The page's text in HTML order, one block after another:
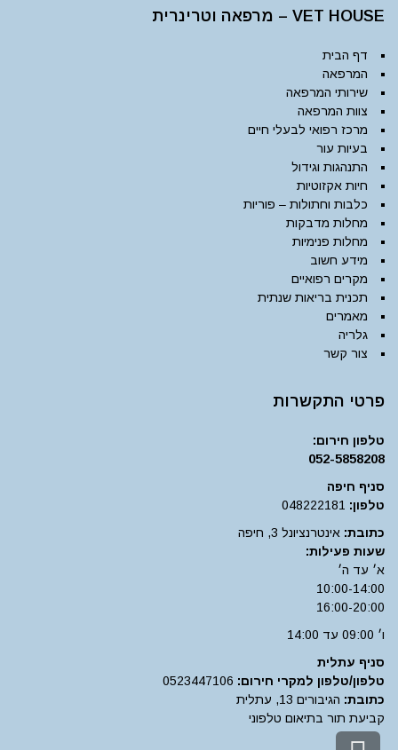
VET HOUSE – מרפאה וטרינרית
דף הבית
המרפאה
שירותי המרפאה
צוות המרפאה
מרכז רפואי לבעלי חיים
בעיות עור
התנהגות וגידול
חיות אקזוטיות
כלבות וחתולות – פוריות
מחלות מדבקות
מחלות פנימיות
מידע חשוב
מקרים רפואיים
תכנית בריאות שנתית
מאמרים
גלריה
צור קשר
פרטי התקשרות
טלפון חירום:
052-5858208
סניף חיפה
טלפון: 048222181
כתובת: אינטרנציונל 3, חיפה
שעות פעילות:
א׳ עד ה׳
10:00-14:00
16:00-20:00
ו׳ 09:00 עד 14:00
סניף עתלית
טלפון/טלפון למקרי חירום: 0523447106
כתובת: הגיבורים 13, עתלית
קביעת תור בתיאום טלפוני